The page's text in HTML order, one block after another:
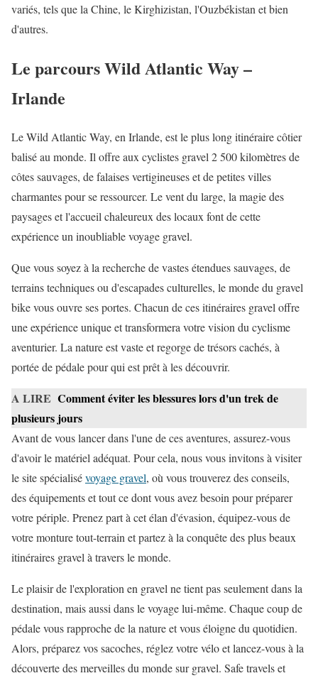
variés, tels que la Chine, le Kirghizistan, l'Ouzbékistan et bien
d'autres.
Le parcours Wild Atlantic Way –
Irlande
Le Wild Atlantic Way, en Irlande, est le plus long itinéraire côtier
balisé au monde. Il offre aux cyclistes gravel 2 500 kilomètres de
côtes sauvages, de falaises vertigineuses et de petites villes
charmantes pour se ressourcer. Le vent du large, la magie des
paysages et l'accueil chaleureux des locaux font de cette
expérience un inoubliable voyage gravel.
Que vous soyez à la recherche de vastes étendues sauvages, de
terrains techniques ou d'escapades culturelles, le monde du gravel
bike vous ouvre ses portes. Chacun de ces itinéraires gravel offre
une expérience unique et transformera votre vision du cyclisme
aventurier. La nature est vaste et regorge de trésors cachés, à
portée de pédale pour qui est prêt à les découvrir.
A LIRE Comment éviter les blessures lors d'un trek de
plusieurs jours
Avant de vous lancer dans l'une de ces aventures, assurez-vous
d'avoir le matériel adéquat. Pour cela, nous vous invitons à visiter
le site spécialisévoyage gravel, où vous trouverez des conseils,
des équipements et tout ce dont vous avez besoin pour préparer
votre périple. Prenez part à cet élan d'évasion, équipez-vous de
votre monture tout-terrain et partez à la conquête des plus beaux
itinéraires gravel à travers le monde.
Le plaisir de l'exploration en gravel ne tient pas seulement dans la
destination, mais aussi dans le voyage lui-même. Chaque coup de
pédale vous rapproche de la nature et vous éloigne du quotidien.
Alors, préparez vos sacoches, réglez votre vélo et lancez-vous à la
découverte des merveilles du monde sur gravel. Safe travels et